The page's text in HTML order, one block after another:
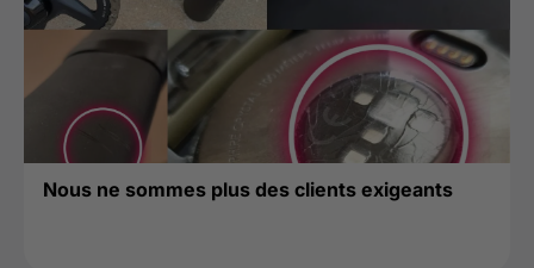
Nous ne sommes plus des clients exigeants